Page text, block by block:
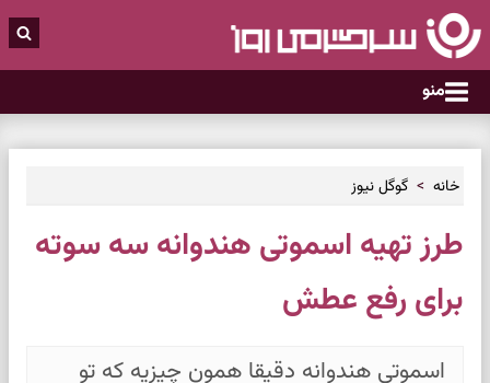
منو
خانه گوگل نیوز
طرز تهیه اسموتی هندوانه سه سوته
برای رفع عطش
اسموتی هندوانه دقیقا همون چیزیه که تو